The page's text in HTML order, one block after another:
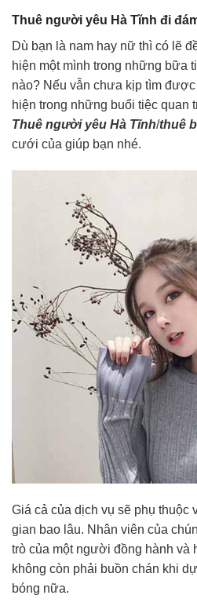
Thuê người yêu Hà Tĩnh đi
Dù bạn là nam hay nữ thì có lẽ
hiện một mình trong những bữa
nào? Nếu vẫn chưa kịp tìm
hiện trong những buổi tiệc quan
Thuê người yêu Hà Tĩnh/thuê
cưới của giúp bạn nhé.
Giá cả của dịch vụ sẽ phụ thuộc
gian bao lâu. Nhân viên của
trò của một người đồng hành và
không còn phải buồn chán khi
bóng nữa.